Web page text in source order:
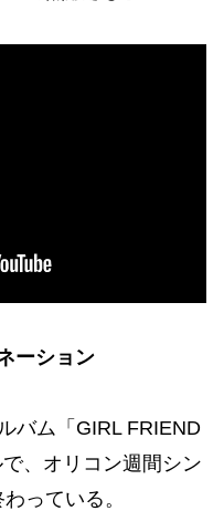
ーション
バム「GIRL FRIEND
、オリコン週間シン
っている。